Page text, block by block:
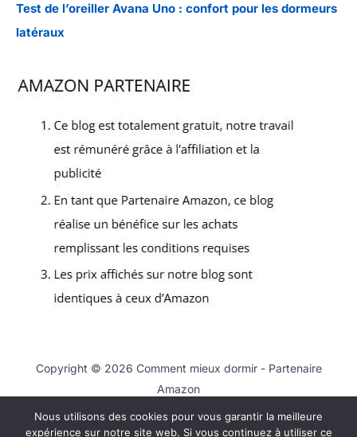
Test de l’oreiller Avana Uno : confort pour les dormeurs
latéraux
Copyright © 2026 Comment mieux dormir - Partenaire
Amazon
Contact
Nous utilisons des cookies pour vous garantir la meilleure
expérience sur notre site web. Si vous continuez à utiliser ce